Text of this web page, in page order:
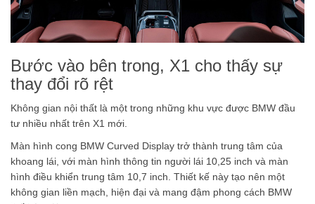
Bước vào bên trong, X1 cho thấy sự
thay đổi rõ rệt
Không gian nội thất là một trong những khu vực được BMW đầu
tư nhiều nhất trên X1 mới.
Màn hình cong BMW Curved Display trở thành trung tâm của
khoang lái, với màn hình thông tin người lái 10,25 inch và màn
hình điều khiển trung tâm 10,7 inch. Thiết kế này tạo nên một
không gian liền mạch, hiện đại và mang đậm phong cách BMW